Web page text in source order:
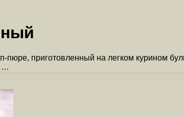
пюре, приготовленный на легком курином
…